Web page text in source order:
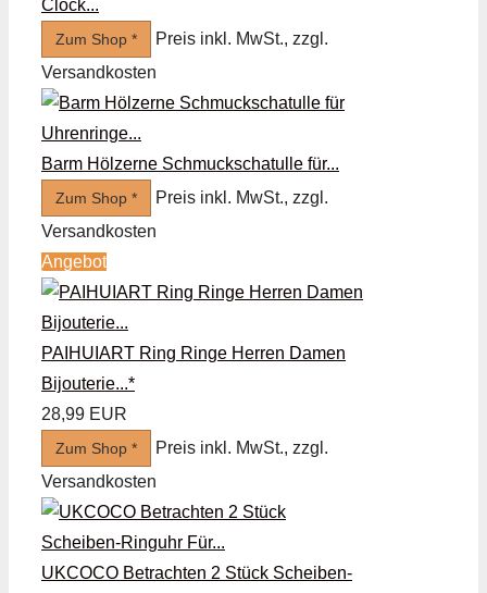
Clock...
Zum Shop *
Preis inkl. MwSt., zzgl.
Versandkosten
Barm Hölzerne Schmuckschatulle für...
Zum Shop *
Preis inkl. MwSt., zzgl.
Versandkosten
Angebot
PAIHUIART Ring Ringe Herren Damen
Bijouterie...*
28,99 EUR
Zum Shop *
Preis inkl. MwSt., zzgl.
Versandkosten
UKCOCO Betrachten 2 Stück Scheiben-